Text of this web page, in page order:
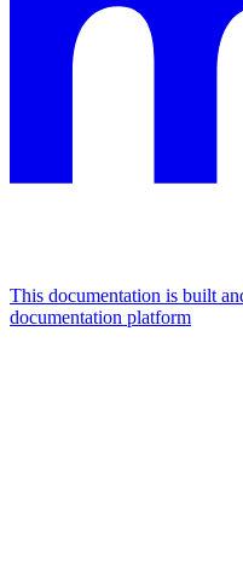
This documentation is built
documentation platform